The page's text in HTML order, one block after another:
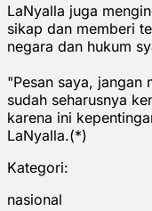
LaNyalla juga
sikap dan memberi
negara dan hukum
"Pesan saya, jangan
sudah seharusnya
karena ini
LaNyalla.(*)
Kategori:
nasional